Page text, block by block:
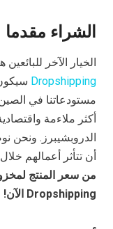
الشراء مقدما
الخيار الآخر
Dropshipping
مستودعاتنا في
أكثر ملاءمة
الدروبشيبرز. ونحن
أن تتأثر أعمالهم
Dropshipping الآن!